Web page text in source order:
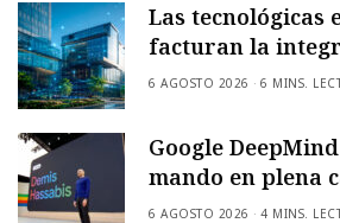
Las tecnológicas
facturan la
6 AGOSTO 2026 6 MINS.
Google
mando en plena
6 AGOSTO 2026 4 MINS.